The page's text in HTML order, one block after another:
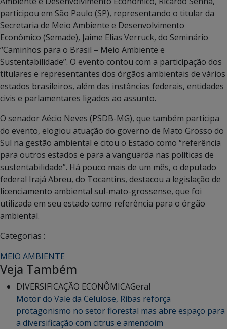
participou em São Paulo (SP), representando o titular da
Secretaria de Meio Ambiente e Desenvolvimento
Econômico (Semade), Jaime Elias Verruck, do Seminário
“Caminhos para o Brasil – Meio Ambiente e
Sustentabilidade”. O evento contou com a participação dos
titulares e representantes dos órgãos ambientais de vários
estados brasileiros, além das instâncias federais, entidades
civis e parlamentares ligados ao assunto.
O senador Aécio Neves (PSDB-MG), que também participa
do evento, elogiou atuação do governo de Mato Grosso do
Sul na gestão ambiental e citou o Estado como “referência
para outros estados e para a vanguarda nas políticas de
sustentabilidade”. Há pouco mais de um mês, o deputado
federal Irajá Abreu, do Tocantins, destacou a legislação de
licenciamento ambiental sul-mato-grossense, que foi
utilizada em seu estado como referência para o órgão
ambiental.
Categorias :
MEIO AMBIENTE
Veja Também
DIVERSIFICAÇÃO ECONÔMICAGeral
Motor do Vale da Celulose, Ribas reforça
protagonismo no setor florestal mas abre espaço para
a diversificação com citrus e amendoim